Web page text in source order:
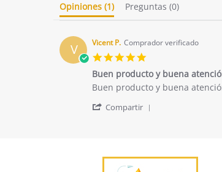
Opiniones (1) Preguntas (0)
V Vicent P. Comprador verificado
rating
Buen producto y buena
Review
Vicent
2025
review
Buen
Buen producto y buena
Compartir
P.